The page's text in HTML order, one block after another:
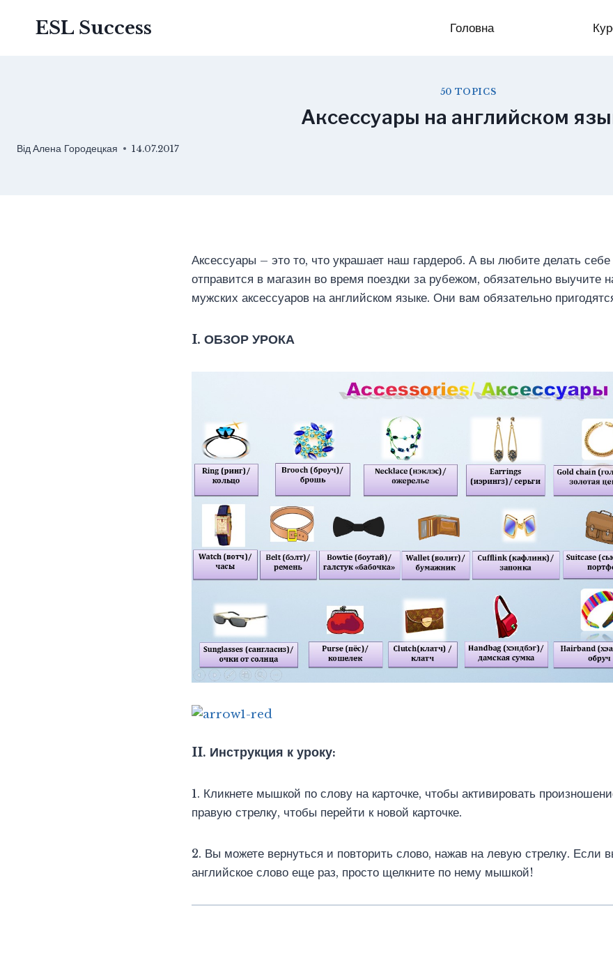
ESL Success Головна
50 TOPICS
Aксессуары на английском
ВідАлена Городецкая 14.07.2017
Аксессуары – это то, что украшает наш гардероб. А вы любите делать
отправится в магазин во время поездки за рубежом, обязательно выучите
мужских аксессуаров на английском языке. Они вам обязательно
I. ОБЗОР УРОКА
II. Инструкция к уроку:
1. Кликнете мышкой по слову на карточке, чтобы активировать
правую стрелку, чтобы перейти к новой карточке.
2. Вы можете вернуться и повторить слово, нажав на левую стрелку. Если
английское слово еще раз, просто щелкните по нему мышкой!